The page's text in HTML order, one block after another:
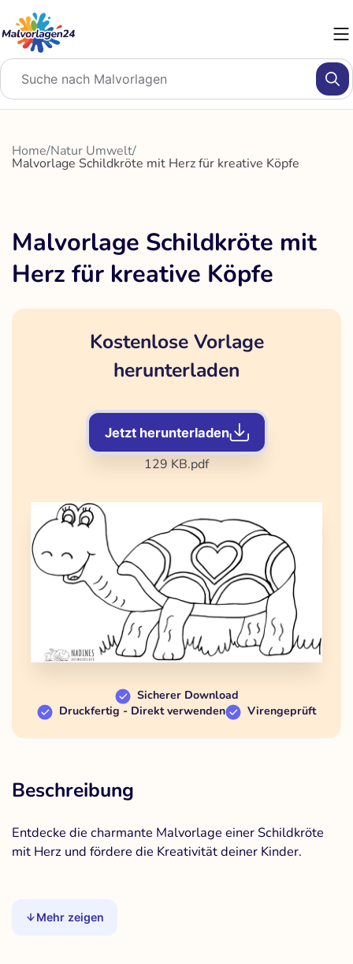
Inhalt
springen
Home/Natur Umwelt/
Malvorlage Schildkröte mit Herz für kreative Köpfe
Malvorlage Schildkröte mit
Herz für kreative Köpfe
Kostenlose Vorlage
herunterladen
Jetzt herunterladen
129 KB.pdf
Sicherer Download
Druckfertig - Direkt verwenden
Virengeprüft
Beschreibung
Entdecke die charmante Malvorlage einer Schildkröte
mit Herz und fördere die Kreativität deiner Kinder.
Mehr zeigen